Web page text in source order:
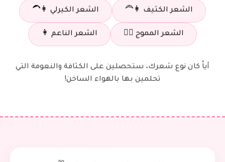
الشعر الكثيف 👩‍🦰 الشعر الكيرلي 👩‍🦱
الشعر المموج 👱‍♀️ الشعر الناعم 👩
أياً كان نوع شعرك، ستحصلين على الكثافة والنعومة التي
تحلمين بها بالهواء الساخن!